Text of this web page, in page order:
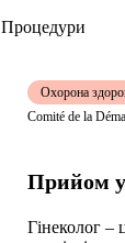
Процедури
Прийом у
Гінеколог –
Охорона
Comité de la